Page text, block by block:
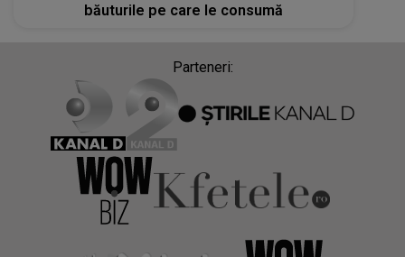
băuturile pe care le consumă
Parteneri: